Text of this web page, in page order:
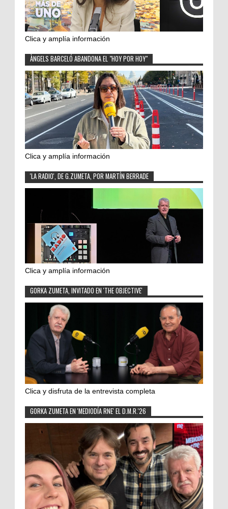
Clica y amplía información
ÀNGELS BARCELÓ ABANDONA EL "HOY POR HOY"
Clica y amplía información
'LA RADIO', DE G.ZUMETA, POR MARTÍN BERRADE
Clica y amplía información
GORKA ZUMETA, INVITADO EN 'THE OBJECTIVE'
Clica y disfruta de la entrevista completa
GORKA ZUMETA EN 'MEDIODÍA RNE' EL D.M.R.'26